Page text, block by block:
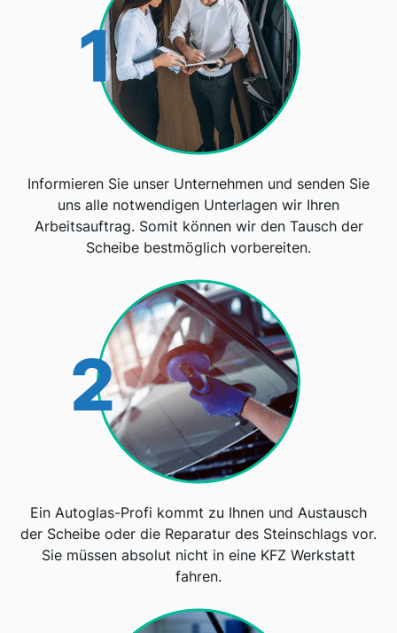
1
Informieren Sie unser Unternehmen und senden Sie
uns alle notwendigen Unterlagen wir Ihren
Arbeitsauftrag. Somit können wir den Tausch der
Scheibe bestmöglich vorbereiten.
2
Ein Autoglas-Profi kommt zu Ihnen und Austausch
der Scheibe oder die Reparatur des Steinschlags vor.
Sie müssen absolut nicht in eine KFZ Werkstatt
fahren.